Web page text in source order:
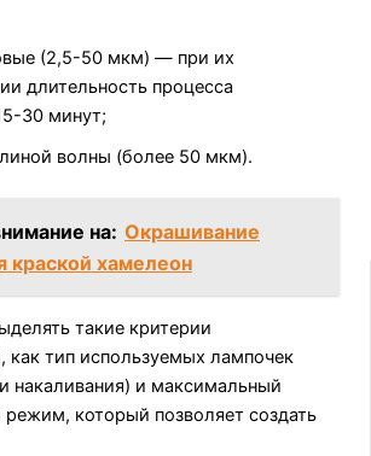
(2,5-50 мкм) — при их
длительность процесса
30 минут;
волны (более 50 мкм).
на: Окрашивание
краской хамелеон
такие критерии
как тип используемых лампочек
накаливания) и максимальный
который позволяет создать